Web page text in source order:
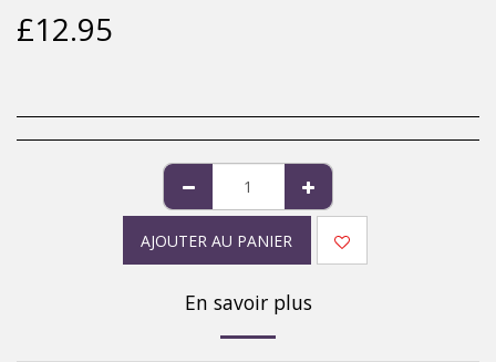
£12.95
AJOUTER AU PANIER
En savoir plus